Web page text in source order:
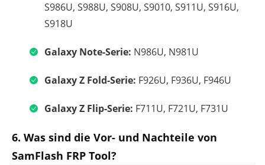
S986U, S988U, S908U, S9010, S911U, S916U,
S918U
Galaxy Note-Serie: N986U, N981U
Galaxy Z Fold-Serie: F926U, F936U, F946U
Galaxy Z Flip-Serie: F711U, F721U, F731U
6. Was sind die Vor- und Nachteile von
SamFlash FRP Tool?